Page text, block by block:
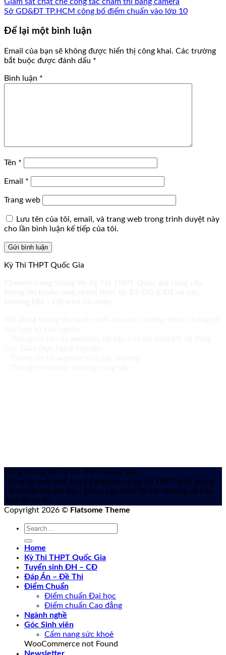
Sở GD&ĐT TP.HCM công bố điểm chuẩn vào lớp 10
Để lại một bình luận
Email của bạn sẽ không được hiển thị công khai. Các trường
bắt buộc được đánh dấu *
Bình luận *
Tên *
Email *
Trang web
Lưu tên của tôi, email, và trang web trong trình duyệt này
cho lần bình luận kế tiếp của tôi.
Kỳ Thi THPT Quốc Gia
Cổng thông tin Kỳ thi THPT Quốc gia
Thông tin mới nhất của Bộ giáo dục về kỳ thi THPT quốc gia và
xét tuyển vào đại học. Được cập nhật từ các trường và báo
điện tử uy tín.
Copyright 2026 © Flatsome Theme
Home
Kỳ Thi THPT Quốc Gia
Tuyển sinh ĐH – CĐ
Đáp Án – Đề Thi
Điểm Chuẩn
Điểm chuẩn Đại học
Điểm chuẩn Cao đẳng
Ngành nghề
Góc Sinh viên
Cẩm nang sức khoẻ
WooCommerce not Found